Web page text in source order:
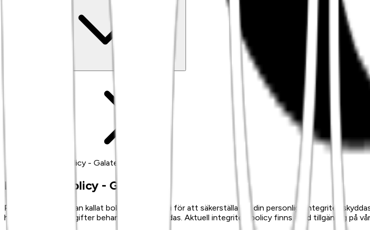
Integritetspolicy - Galatea
Integritetspolicy - Galatea
På Galatea AB, nedan kallat bolaget, arbetar vi för att säkerställa att din personliga integritet
hur dina personuppgifter behandlas och skyddas. Aktuell integritetspolicy finns alltid tillgänglig på